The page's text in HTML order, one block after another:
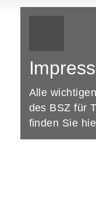
Alle
des BSZ für
finden Sie